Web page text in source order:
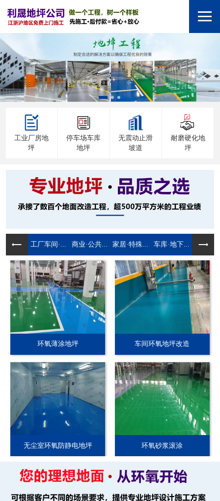
工业厂房地
坪
停车场车库
地坪
无震动止滑
坡道
耐磨硬化地
坪
工厂车间·... 商业·公共... 家居·特殊... 车库·地下...
环氧薄涂地坪 车间环氧地坪改造
无尘室环氧防静电地坪 环氧砂浆滚涂